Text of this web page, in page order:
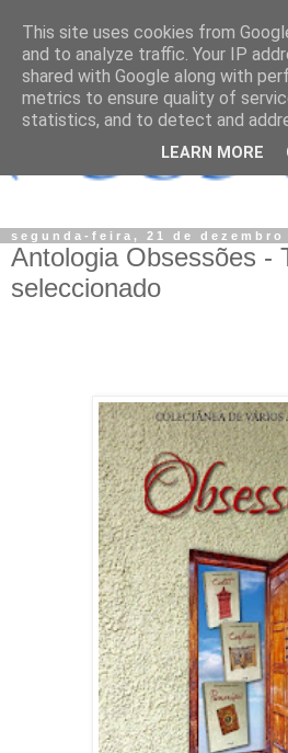
segunda-feira, 21 de dezembro
Antologia Obsessões -
seleccionado
This site uses cookies from
and to analyze traffic. Your IP
shared with Google along with
metrics to ensure quality of
statistics, and to detect and
LEARN MORE